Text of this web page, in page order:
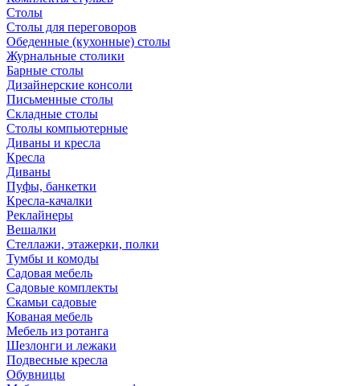
Столы
Столы для переговоров
Обеденные (кухонные) столы
Журнальные столики
Барные столы
Дизайнерские консоли
Письменные столы
Складные столы
Столы компьютерные
Диваны и кресла
Кресла
Диваны
Пуфы, банкетки
Кресла-качалки
Реклайнеры
Вешалки
Стеллажи, этажерки, полки
Тумбы и комоды
Садовая мебель
Садовые комплекты
Скамьи садовые
Кованая мебель
Мебель из ротанга
Шезлонги и лежаки
Подвесные кресла
Обувницы